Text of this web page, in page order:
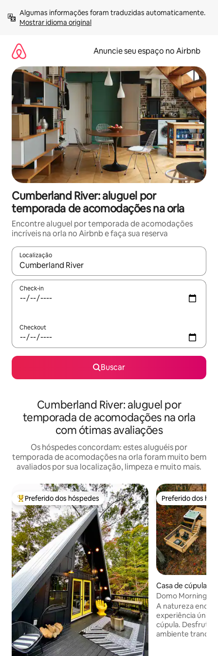
para
Mostrar idioma original
Anuncie seu espaço no Airbnb
Cumberland River: aluguel por
temporada de acomodações na orla
Encontre aluguel por temporada de acomodações
incríveis na orla no Airbnb e faça sua reserva
Localização
Quando os resultados estiverem disponíveis, explore-os
Check-in
Checkout
Buscar
Cumberland River: aluguel por
temporada de acomodações na orla
com ótimas avaliações
Os hóspedes concordam: estes aluguéis por
temporada de acomodações na orla foram muito bem
avaliados por sua localização, limpeza e muito mais.
Entre os melhores preferidos dos hóspedes
Preferido dos hóspedes Preferido dos
Preferido dos
Casa de cúpula ⋅
Domo Morning
com JACUZZI
A natureza
experiência única
cúpula. Desfrute
ambiente